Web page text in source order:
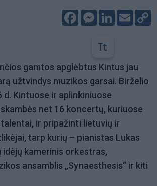
FacebookMessenger
LinkedIn
Email
gamtos apglėbtus Kintus jau
užtvindys muzikos garsai. Birželio
d. Kintuose ir aplinkiniuose
net 16 koncertų, kuriuose
ir pripažinti lietuvių ir
tarp kurių – pianistas Lukas
idėjų kamerinis orkestras,
ansamblis „Synaesthesis“ ir kiti